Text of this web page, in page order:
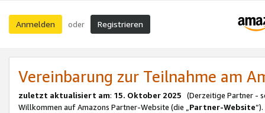
Anmelden oder Registrieren
Vereinbarung zur Teilnahme am
zuletzt aktualisiert am: 15. Oktober 2025 (Derzeitige Partner -
Willkommen auf Amazons Partner-Website (die „Partner-Website